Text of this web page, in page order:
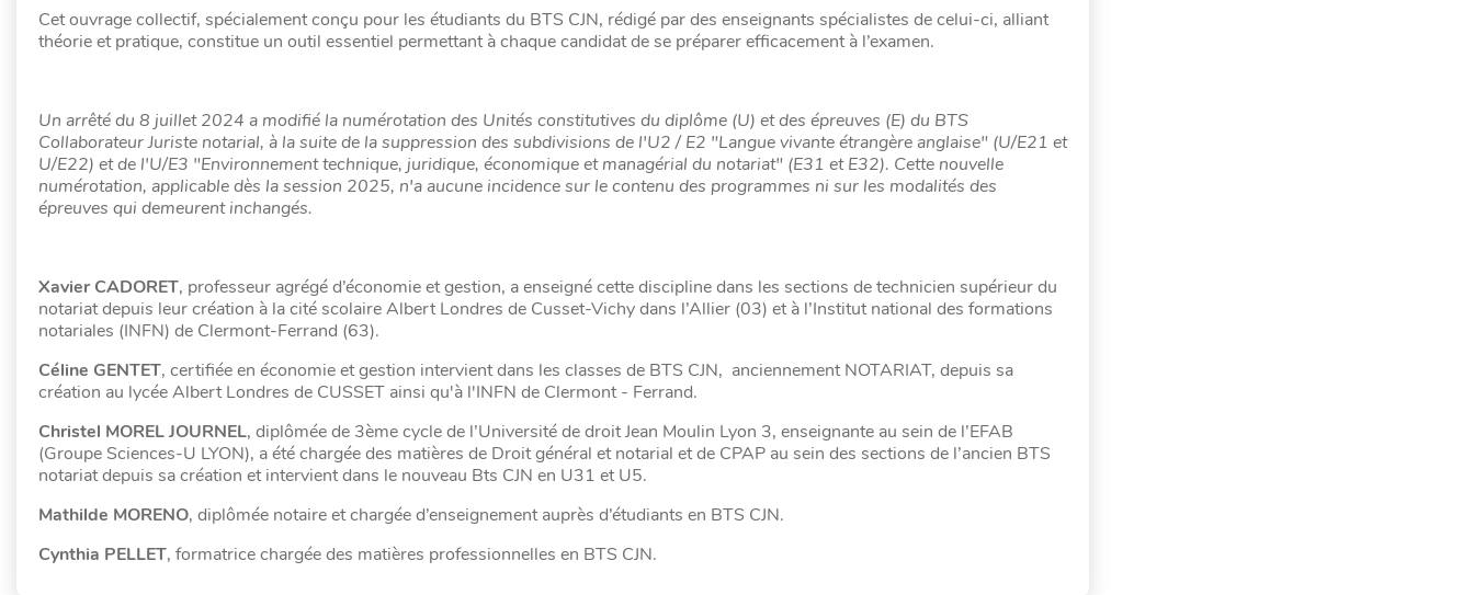
Cet ouvrage collectif, spécialement conçu pour les étudiants du BTS CJN, rédigé par des enseignants spécialistes de celui-ci, alliant
théorie et pratique, constitue un outil essentiel permettant à chaque candidat de se préparer efficacement à l’examen.
Un arrêté du 8 juillet 2024 a modifié la numérotation des Unités constitutives du diplôme (U) et des épreuves (E) du BTS
Collaborateur Juriste notarial, à la suite de la suppression des subdivisions de l'U2 / E2 "Langue vivante étrangère anglaise" (U/E21 et
U/E22) et de l'U/E3 "Environnement technique, juridique, économique et managérial du notariat" (E31 et E32). Cette nouvelle
numérotation, applicable dès la session 2025, n'a aucune incidence sur le contenu des programmes ni sur les modalités des
épreuves qui demeurent inchangés.
Xavier CADORET, professeur agrégé d’économie et gestion, a enseigné cette discipline dans les sections de technicien supérieur du
notariat depuis leur création à la cité scolaire Albert Londres de Cusset-Vichy dans l’Allier (03) et à l’Institut national des formations
notariales (INFN) de Clermont-Ferrand (63).
Céline GENTET, certifiée en économie et gestion intervient dans les classes de BTS CJN, anciennement NOTARIAT, depuis sa
création au lycée Albert Londres de CUSSET ainsi qu'à l'INFN de Clermont - Ferrand.
Christel MOREL JOURNEL, diplômée de 3ème cycle de l’Université de droit Jean Moulin Lyon 3, enseignante au sein de l’EFAB
(Groupe Sciences-U LYON), a été chargée des matières de Droit général et notarial et de CPAP au sein des sections de l’ancien BTS
notariat depuis sa création et intervient dans le nouveau Bts CJN en U31 et U5.
Mathilde MORENO, diplômée notaire et chargée d’enseignement auprès d’étudiants en BTS CJN.
Cynthia PELLET, formatrice chargée des matières professionnelles en BTS CJN.